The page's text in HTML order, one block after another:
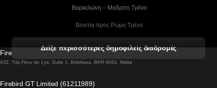
Βαρκελώνη – Μαδρίτη Tρένο
Βενετία προς Ρώμη Τρένο
Βιέννη προς Σάλτσμπουργκ Τρένα
Δείξε περισσότερες δημοφιλείς διαδρομές
Firebird GT Limited (OC 1451)
432, Triq Fleur de Lys, Suite 1, Birkirkara, BKR 9061, Malta
Firebird GT Limited (61211989)